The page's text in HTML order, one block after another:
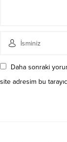
Daha sonraki
site adresim bu